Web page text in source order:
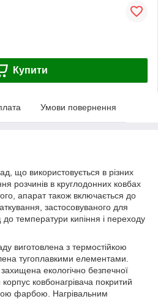
Купити
Умови повернення
що використовується в різних
розчинів в круглодонних ковбах
апарат також включається до
застосовуваного для
до температури кипіння і переходу
виготовлена з термостійкою
тугоплавкими елементами.
екологічно безпечної
ковбонагрівача покритий
фарбою. Нагрівальним